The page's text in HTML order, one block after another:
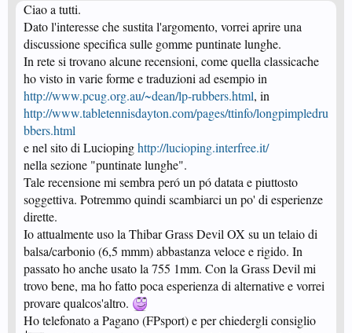
Ciao a tutti.
Dato l'interesse che sustita l'argomento, vorrei aprire una
discussione specifica sulle gomme puntinate lunghe.
In rete si trovano alcune recensioni, come quella classicache
ho visto in varie forme e traduzioni ad esempio in
http://www.pcug.org.au/~dean/lp-rubbers.html, in
http://www.tabletennisdayton.com/pages/ttinfo/longpimpledru
bbers.html
e nel sito di Luciopinghttp://lucioping.interfree.it/
nella sezione "puntinate lunghe".
Tale recensione mi sembra peró un pó datata e piuttosto
soggettiva. Potremmo quindi scambiarci un po' di esperienze
dirette.
Io attualmente uso la Thibar Grass Devil OX su un telaio di
balsa/carbonio (6,5 mmm) abbastanza veloce e rigido. In
passato ho anche usato la 755 1mm. Con la Grass Devil mi
trovo bene, ma ho fatto poca esperienza di alternative e vorrei
provare qualcos'altro.
Ho telefonato a Pagano (FPsport) e per chiedergli consiglio